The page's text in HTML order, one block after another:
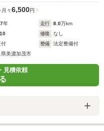
月々6,500円
年 走行 8.0万km
修復
なし
付 整備
法定整備付
県美濃加茂市
見積依頼